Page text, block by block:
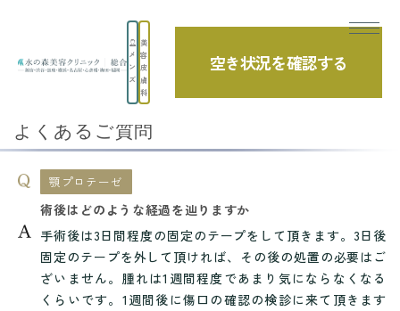
メ
ン
ズ
美
容
皮
膚
科
空き状況を確認する
TOP よくあるご質問 小顔・顎・唇
顎プロテーゼ
術後はどのような経過を辿りますか
よくあるご質問
顎プロテーゼ
術後はどのような経過を辿りますか
手術後は3日間程度の固定のテープをして頂きます。3日後
固定のテープを外して頂ければ、その後の処置の必要はご
ざいません。腫れは1週間程度であまり気にならなくなる
くらいです。1週間後に傷口の確認の検診に来て頂きます